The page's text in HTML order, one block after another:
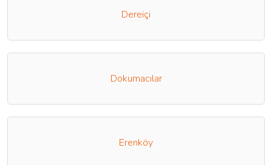
Dereiçi
Dokumacılar
Erenköy